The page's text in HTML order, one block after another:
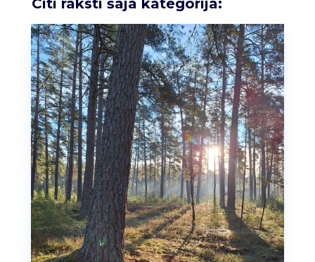
Citi raksti šajā kategorijā: